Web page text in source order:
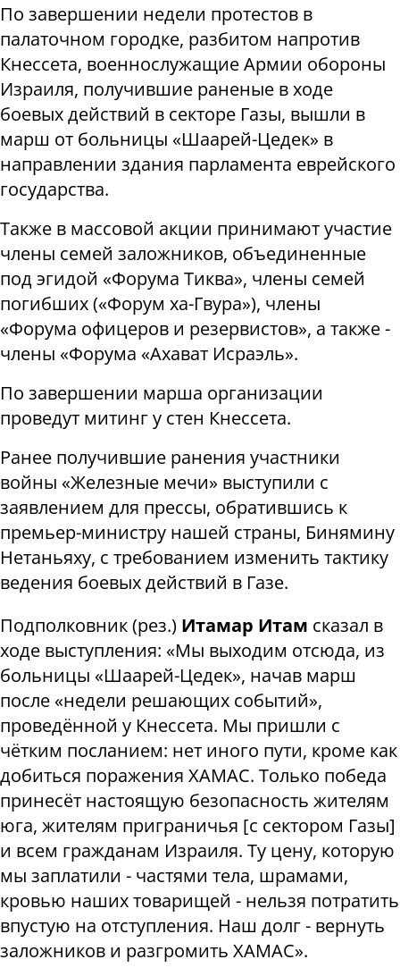
По завершении недели протестов в
палаточном городке, разбитом напротив
Кнессета, военнослужащие Армии обороны
Израиля, получившие раненые в ходе
боевых действий в секторе Газы, вышли в
марш от больницы «Шаарей-Цедек» в
направлении здания парламента еврейского
государства.
Также в массовой акции принимают участие
члены семей заложников, объединенные
под эгидой «Форума Тиква», члены семей
погибших («Форум ха-Гвура»), члены
«Форума офицеров и резервистов», а также -
члены «Форума «Ахават Исраэль».
По завершении марша организации
проведут митинг у стен Кнессета.
Ранее получившие ранения участники
войны «Железные мечи» выступили с
заявлением для прессы, обратившись к
премьер-министру нашей страны, Бинямину
Нетаньяху, с требованием изменить тактику
ведения боевых действий в Газе.
Подполковник (рез.) Итамар Итам сказал в
ходе выступления: «Мы выходим отсюда, из
больницы «Шаарей-Цедек», начав марш
после «недели решающих событий»,
проведённой у Кнессета. Мы пришли с
чётким посланием: нет иного пути, кроме как
добиться поражения ХАМАС. Только победа
принесёт настоящую безопасность жителям
юга, жителям приграничья [с сектором Газы]
и всем гражданам Израиля. Ту цену, которую
мы заплатили - частями тела, шрамами,
кровью наших товарищей - нельзя потратить
впустую на отступления. Наш долг - вернуть
заложников и разгромить ХАМАС».